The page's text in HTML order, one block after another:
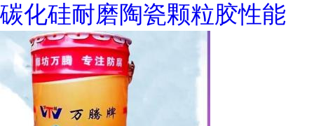
碳化硅耐磨陶瓷颗粒胶性能